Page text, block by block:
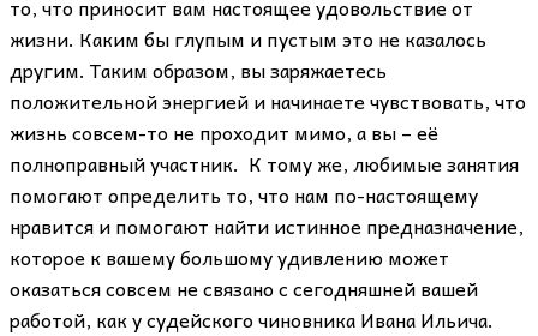
то, что приносит вам настоящее удовольствие от
жизни. Каким бы глупым и пустым это не казалось
другим. Таким образом, вы заряжаетесь
положительной энергией и начинаете чувствовать, что
жизнь совсем-то не проходит мимо, а вы – её
полноправный участник. К тому же, любимые занятия
помогают определить то, что нам по-настоящему
нравится и помогают найти истинное предназначение,
которое к вашему большому удивлению может
оказаться совсем не связано с сегодняшней вашей
работой, как у судейского чиновника Ивана Ильича.